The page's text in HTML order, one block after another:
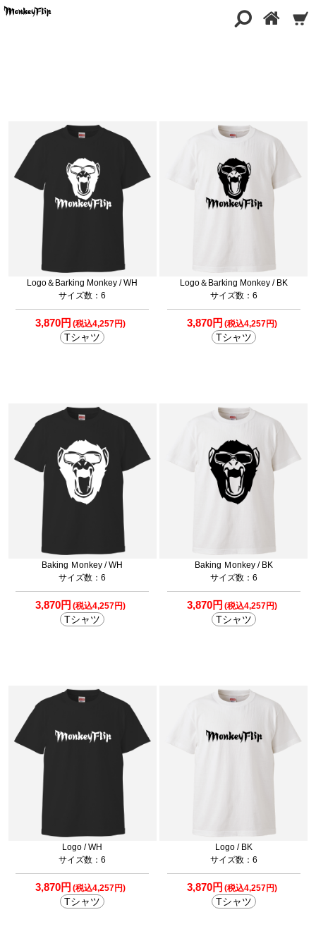
Logo＆Barking Monkey / WH
サイズ数：6
3,870円 (税込4,257円)
Tシャツ
Logo＆Barking Monkey / BK
サイズ数：6
3,870円 (税込4,257円)
Tシャツ
Baking Ｍonkey / WH
サイズ数：6
3,870円 (税込4,257円)
Tシャツ
Baking Ｍonkey / BK
サイズ数：6
3,870円 (税込4,257円)
Tシャツ
Logo / WH
サイズ数：6
3,870円 (税込4,257円)
Tシャツ
Logo / BK
サイズ数：6
3,870円 (税込4,257円)
Tシャツ